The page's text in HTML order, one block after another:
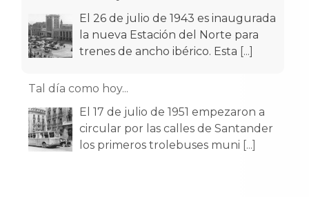
El 26 de julio de 1943 es inaugurada
la nueva Estación del Norte para
trenes de ancho ibérico. Esta [...]
Tal día como hoy...
El 17 de julio de 1951 empezaron a
circular por las calles de Santander
los primeros trolebuses muni [...]